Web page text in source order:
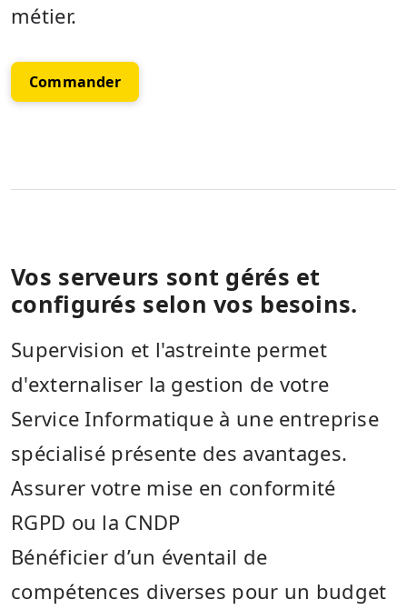
métier.
Commander
Vos serveurs sont gérés et
configurés selon vos besoins.
Supervision et l'astreinte permet
d'externaliser la gestion de votre
Service Informatique à une entreprise
spécialisé présente des avantages.
Assurer votre mise en conformité
RGPD ou la CNDP
Bénéficier d’un éventail de
compétences diverses pour un budget